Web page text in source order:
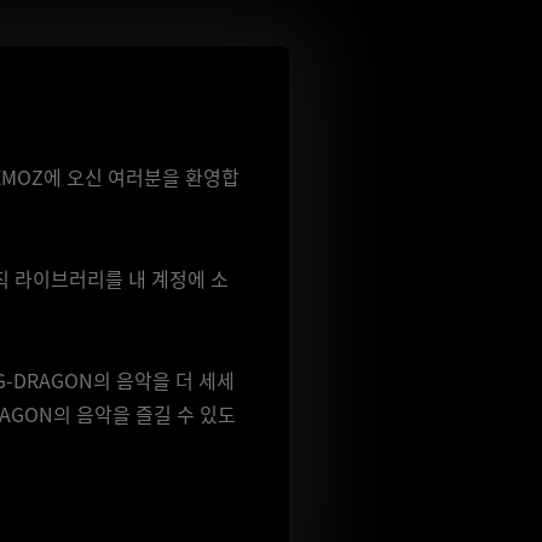
에 오신 여러분을 환영합
라이브러리를 내 계정에 소
DRAGON의 음악을 더 세세
의 음악을 즐길 수 있도